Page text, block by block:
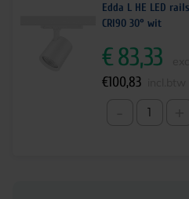
Edda L HE LED
CRI90 30° wit
€83,33
€100,83